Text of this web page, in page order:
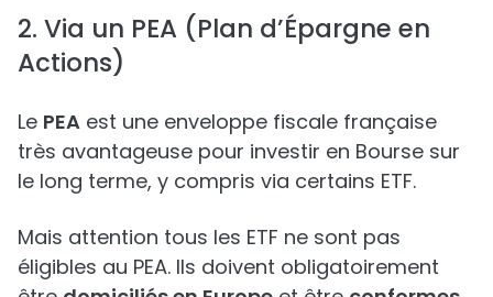
2. Via un PEA (Plan d’Épargne en
Actions)
Le PEA est une enveloppe fiscale française
très avantageuse pour investir en Bourse sur
le long terme, y compris via certains ETF.
Mais attention tous les ETF ne sont pas
éligibles au PEA. Ils doivent obligatoirement